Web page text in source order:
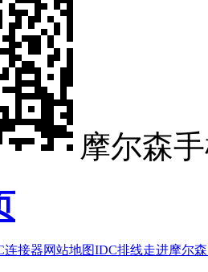
摩尔森
连接器网站地图IDC排线走进摩尔森